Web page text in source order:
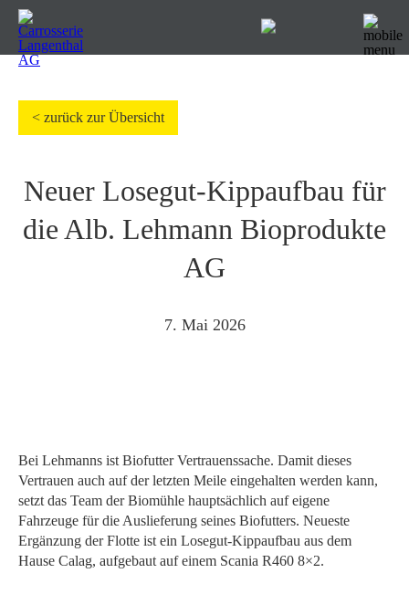
< zurück zur Übersicht
Neuer Losegut-Kippaufbau für
die Alb. Lehmann Bioprodukte
AG
7. Mai 2026
Bei Lehmanns ist Biofutter Vertrauenssache. Damit dieses
Vertrauen auch auf der letzten Meile eingehalten werden kann,
setzt das Team der Biomühle hauptsächlich auf eigene
Fahrzeuge für die Auslieferung seines Biofutters. Neueste
Ergänzung der Flotte ist ein Losegut-Kippaufbau aus dem
Hause Calag, aufgebaut auf einem Scania R460 8×2.